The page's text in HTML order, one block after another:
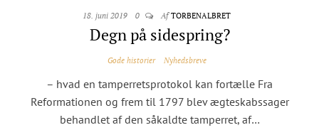
18. juni 2019 0 Af TORBENALBRET
Degn på sidespring?
Gode historier Nyhedsbreve
– hvad en tamperretsprotokol kan fortælle Fra
Reformationen og frem til 1797 blev ægteskabssager
behandlet af den såkaldte tamperret, af…